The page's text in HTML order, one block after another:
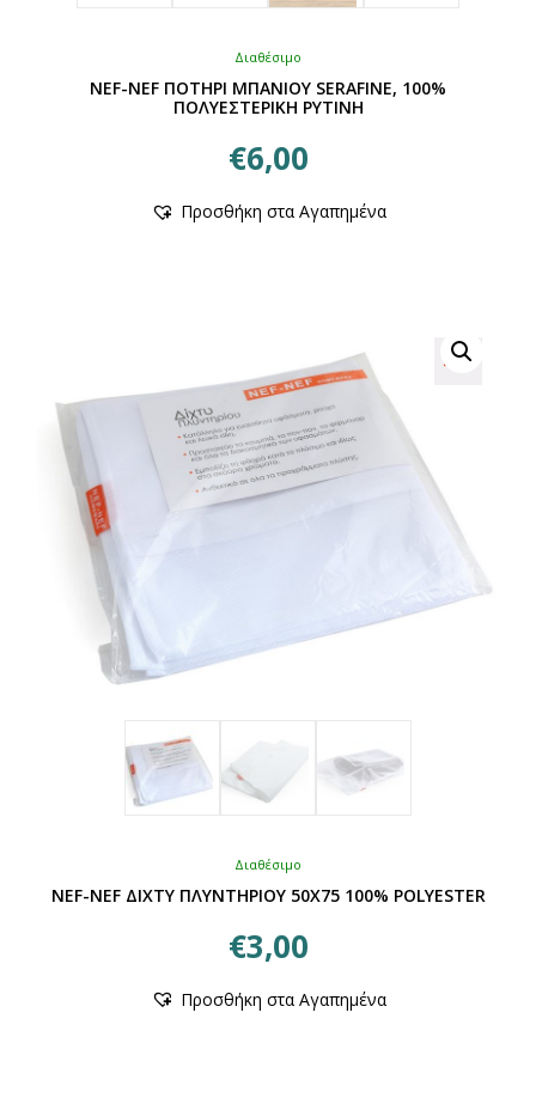
Διαθέσιμο
NEF-NEF ΠΟΤΗΡΙ ΜΠΑΝΙΟΥ SERAFINE, 100%
ΠΟΛΥΕΣΤΕΡΙΚΗ ΡΥΤΙΝΗ
€6,00
το
επιλογές
μπορούν
να
επιλεγούν
στη
σελίδα
Προσθήκη στα Αγαπημένα
Διαθέσιμο
NEF-NEF ΔΙΧΤΥ ΠΛΥΝΤΗΡΙΟΥ 50X75 100% POLYESTER
€3,00
Προσθήκη στα Αγαπημένα